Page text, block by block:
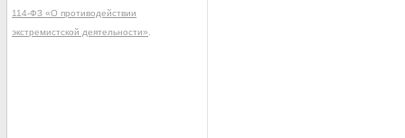
114-ФЗ «О противодействии
экстремистской деятельности»